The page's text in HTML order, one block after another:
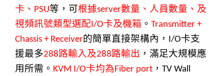
卡、 PSU等，可根據server數量、人員數量、及
視頻訊號類型選配I/O卡及機箱 。 Transmitter +
Chassis + Receiver的簡單直接架構內， I/O卡支
援最多288路輸入及288路輸出 ，滿足大規模應
用所需。 KVM I/O卡均為Fiber port ， TV Wall